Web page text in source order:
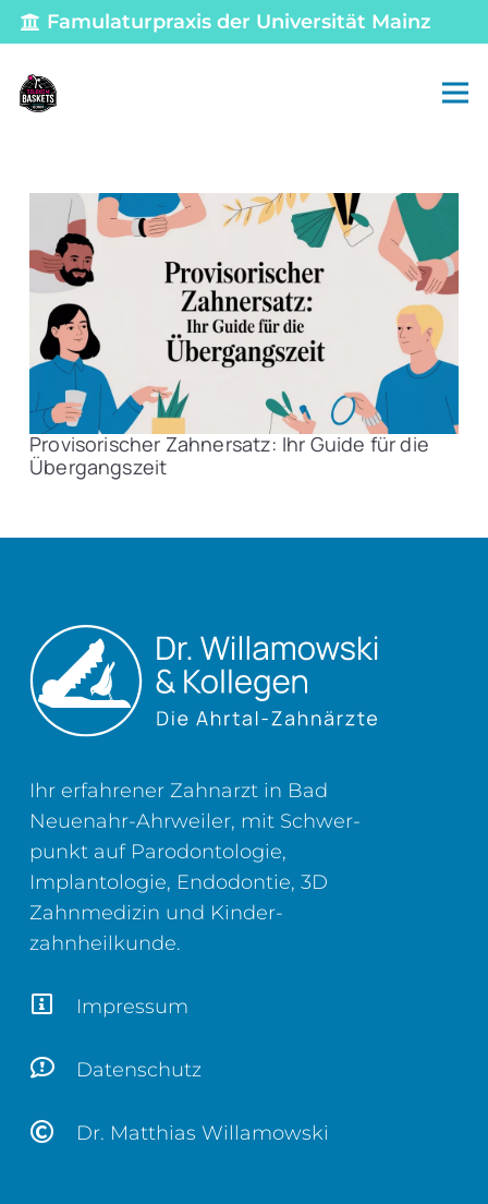
Famulaturpraxis der Universität Mainz
Provisorischer Zahnersatz: Ihr Guide für die
Übergangszeit
Ihr erfahrener Zahnarzt in Bad
Neuenahr-Ahrweiler, mit Schwer­
punkt auf Parodontologie,
Implantologie, Endodontie, 3D
Zahn­medizin und Kinder­
zahnheilkunde.
Impressum
Datenschutz
Dr. Matthias Willamowski